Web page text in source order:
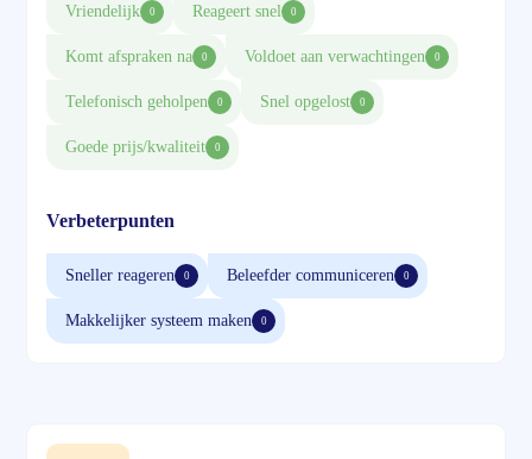
Vriendelijk 0 Reageert snel 0
Komt afspraken na 0 Voldoet aan verwachtingen 0
Telefonisch geholpen 0 Snel opgelost 0
Goede prijs/kwaliteit 0
Verbeterpunten
Sneller reageren 0 Beleefder communiceren 0
Makkelijker systeem maken 0